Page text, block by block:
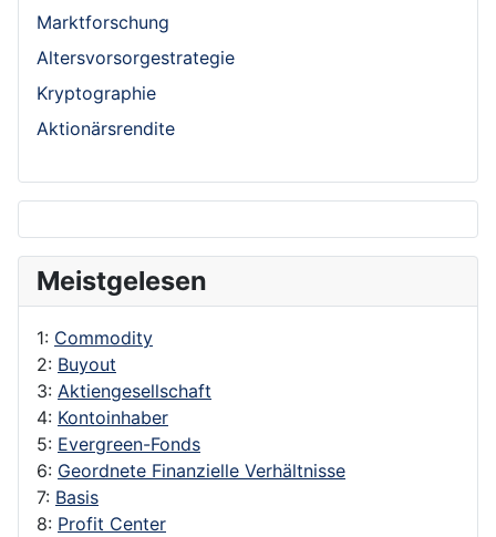
Marktforschung
Altersvorsorgestrategie
Kryptographie
Aktionärsrendite
Meistgelesen
1: Commodity
2: Buyout
3: Aktiengesellschaft
4: Kontoinhaber
5: Evergreen-Fonds
6: Geordnete Finanzielle Verhältnisse
7: Basis
8: Profit Center